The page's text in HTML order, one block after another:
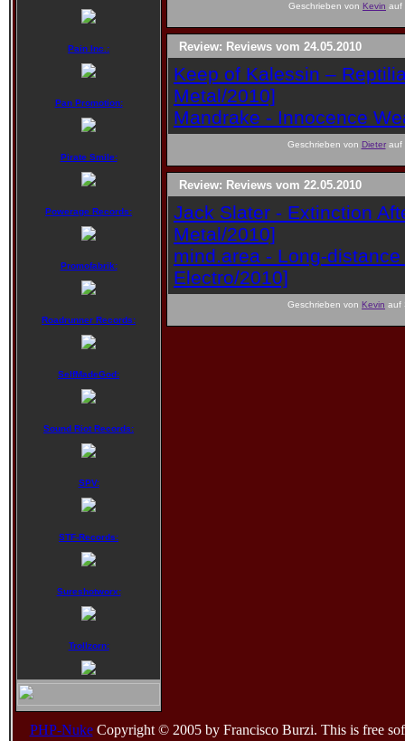
Pain Inc.:
Pan Promotion:
Pirate Smile:
Powerage Records:
Promofabrik:
Roadrunner Records:
SelfMadeGod:
Sound Riot Records:
SPV:
STF-Records:
Sureshotworx:
Trollzorn:
Geschrieben von Kevin auf
Review: Reviews vom 24.05.2010
Keep of Kalessin –
Metal/2010]
Mandrake - Innocence
Geschrieben von Dieterauf
Review: Reviews vom 22.05.2010
Jack Slater - Extinction
Metal/2010]
mind.area - Long-
Electro/2010]
Geschrieben von Kevin auf
PHP-NukeCopyright © 2005 by Francisco Burzi. This is free